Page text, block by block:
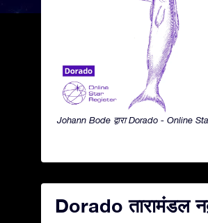
Johann Bode द्वारा Dorado - Online
Dorado तारामंडल